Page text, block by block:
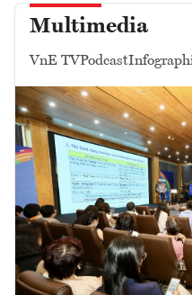
Multimedia
VnE TVPodcast